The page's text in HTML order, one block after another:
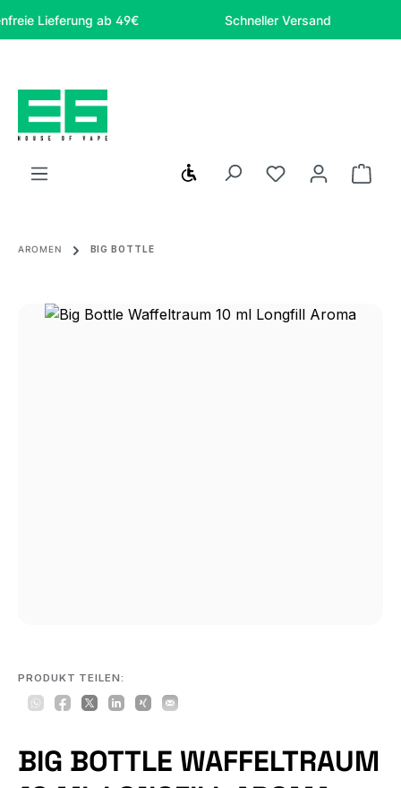
Zum Hauptinhalt springen
Lieferung ab 49€ Schneller Versand
Werkzeugleiste anzeigen
Du hast 0
AROMEN BIG BOTTLE
Bildergalerie überspringen
PRODUKT TEILEN:
BIG BOTTLE WAFFELTRAUM